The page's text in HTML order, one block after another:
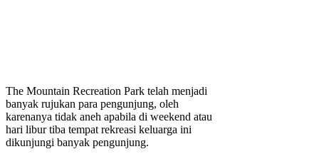
The Mountain Recreation Park telah menjadi
banyak rujukan para pengunjung, oleh
karenanya tidak aneh apabila di weekend atau
hari libur tiba tempat rekreasi keluarga ini
dikunjungi banyak pengunjung.